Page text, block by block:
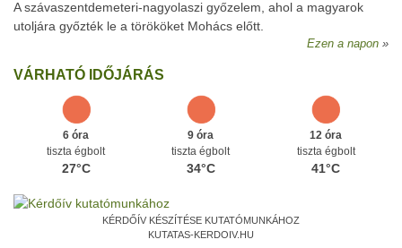
A szávaszentdemeteri-nagyolaszi győzelem, ahol a magyarok
utoljára győzték le a törököket Mohács előtt.
Ezen a napon
VÁRHATÓ IDŐJÁRÁS
6 óra
tiszta égbolt
27°C
9 óra
tiszta égbolt
34°C
12 óra
tiszta égbolt
41°C
KÉRDŐÍV KÉSZÍTÉSE KUTATÓMUNKÁHOZ
KUTATAS-KERDOIV.HU